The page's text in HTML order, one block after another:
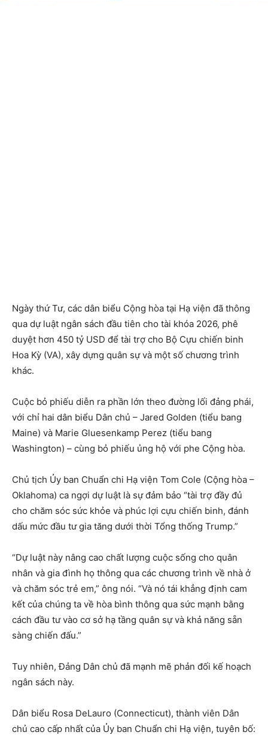
Ngày thứ Tư, các dân biểu Cộng hòa tại Hạ viện đã thông
qua dự luật ngân sách đầu tiên cho tài khóa 2026, phê
duyệt hơn 450 tỷ USD để tài trợ cho Bộ Cựu chiến binh
Hoa Kỳ (VA), xây dựng quân sự và một số chương trình
khác.
Cuộc bỏ phiếu diễn ra phần lớn theo đường lối đảng phái,
với chỉ hai dân biểu Dân chủ – Jared Golden (tiểu bang
Maine) và Marie Gluesenkamp Perez (tiểu bang
Washington) – cùng bỏ phiếu ủng hộ với phe Cộng hòa.
Chủ tịch Ủy ban Chuẩn chi Hạ viện Tom Cole (Cộng hòa –
Oklahoma) ca ngợi dự luật là sự đảm bảo “tài trợ đầy đủ
cho chăm sóc sức khỏe và phúc lợi cựu chiến binh, đánh
dấu mức đầu tư gia tăng dưới thời Tổng thống Trump.”
“Dự luật này nâng cao chất lượng cuộc sống cho quân
nhân và gia đình họ thông qua các chương trình về nhà ở
và chăm sóc trẻ em,” ông nói. “Và nó tái khẳng định cam
kết của chúng ta về hòa bình thông qua sức mạnh bằng
cách đầu tư vào cơ sở hạ tầng quân sự và khả năng sẵn
sàng chiến đấu.”
Tuy nhiên, Đảng Dân chủ đã mạnh mẽ phản đối kế hoạch
ngân sách này.
Dân biểu Rosa DeLauro (Connecticut), thành viên Dân
chủ cao cấp nhất của Ủy ban Chuẩn chi Hạ viện, tuyên bố: